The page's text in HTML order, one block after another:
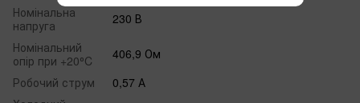
Номінальна
напруга
230 В
Номінальний
опір при +20⁰C
406,9 Ом
Робочий струм
0,57 А